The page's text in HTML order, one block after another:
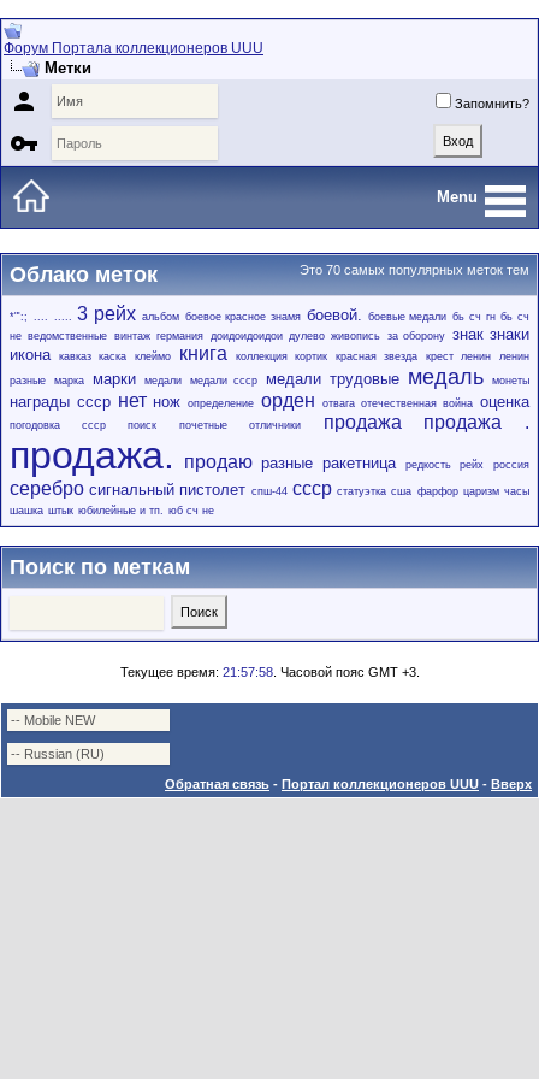
Форум Портала коллекционеров UUU
Метки
 Запомнить?

Menu
Это 70 самых популярных меток тем
Облако меток
*"':; .... ..... 3 рейх альбом боевое красное знамя боевой. боевые медали бь сч гн бь сч
не ведомственные винтаж германия доидоидоидои дулево живопись за оборону знак знаки
икона
кавказ каска клеймо книга коллекция кортик красная звезда крест ленин
ленин
разные
марка марки медали медали ссср медали трудовые медаль монеты
награды ссср нет нож определение орден отвага отечественная война оценка
погодовка ссср поиск почетные отличники продажа продажа .
продажа. продаю разные ракетница редкость рейх россия
серебро сигнальный пистолет спш-44 ссср статуэтка сша фарфор царизм часы
шашка штык юбилейные и тп. юб сч не
Поиск по меткам
Текущее время: 21:57:58. Часовой пояс GMT +3.
Обратная связь - Портал коллекционеров UUU - Вверх